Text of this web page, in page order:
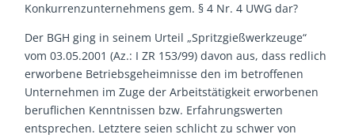
Konkurrenzunternehmens gem. § 4 Nr. 4 UWG dar?
Der BGH ging in seinem Urteil „Spritzgießwerkzeuge“
vom 03.05.2001 (Az.: I ZR 153/99) davon aus, dass redlich
erworbene Betriebsgeheimnisse den im betroffenen
Unternehmen im Zuge der Arbeitstätigkeit erworbenen
beruflichen Kenntnissen bzw. Erfahrungswerten
entsprechen. Letztere seien schlicht zu schwer von